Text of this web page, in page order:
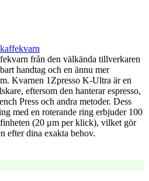
från den välkända tillverkaren
handtag och en ännu mer
Kvarnen 1Zpresso K-Ultra är en
eftersom den hanterar espresso,
Press och andra metoder. Dess
med en roterande ring erbjuder 100
(20 μm per klick), vilket gör
efter dina exakta behov.